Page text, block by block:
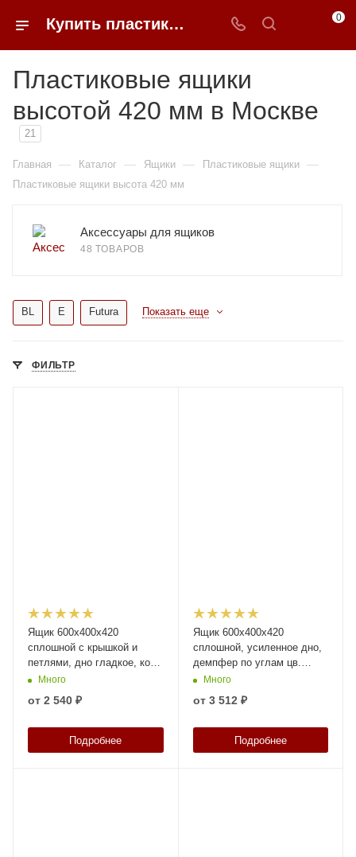
Купить пластиковые ящики высотой 420 мм в Москве в 0FFER 0
Пластиковые ящики
высотой 420 мм в Москве
21
Главная — Каталог — Ящики — Пластиковые ящики —
Пластиковые ящики высота 420 мм
Аксессуары для ящиков
48 ТОВАРОВ
BL E Futura Показать еще
ФИЛЬТР
Ящик 600х400х420
сплошной с крышкой и
петлями, дно гладкое, код:
38844
Много
от 2 540 ₽
Подробнее
Ящик 600х400х420
сплошной, усиленное дно,
демпфер по углам цв.
серый, код: 40205
Много
от 3 512 ₽
Подробнее